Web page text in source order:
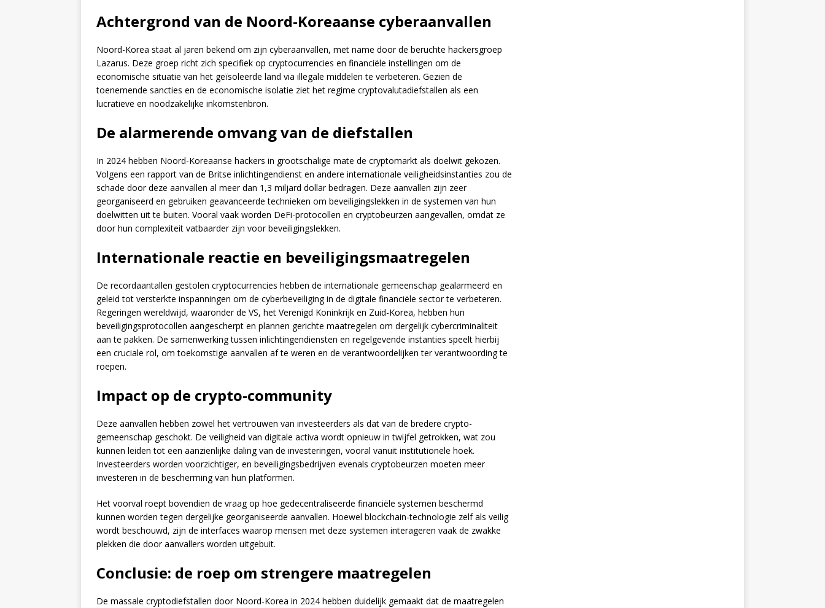
Achtergrond van de Noord-Koreaanse cyberaanvallen
Noord-Korea staat al jaren bekend om zijn cyberaanvallen, met name door de beruchte hackersgroep
Lazarus. Deze groep richt zich specifiek op cryptocurrencies en financiële instellingen om de
economische situatie van het geïsoleerde land via illegale middelen te verbeteren. Gezien de
toenemende sancties en de economische isolatie ziet het regime cryptovalutadiefstallen als een
lucratieve en noodzakelijke inkomstenbron.
De alarmerende omvang van de diefstallen
In 2024 hebben Noord-Koreaanse hackers in grootschalige mate de cryptomarkt als doelwit gekozen.
Volgens een rapport van de Britse inlichtingendienst en andere internationale veiligheidsinstanties zou de
schade door deze aanvallen al meer dan 1,3 miljard dollar bedragen. Deze aanvallen zijn zeer
georganiseerd en gebruiken geavanceerde technieken om beveiligingslekken in de systemen van hun
doelwitten uit te buiten. Vooral vaak worden DeFi-protocollen en cryptobeurzen aangevallen, omdat ze
door hun complexiteit vatbaarder zijn voor beveiligingslekken.
Internationale reactie en beveiligingsmaatregelen
De recordaantallen gestolen cryptocurrencies hebben de internationale gemeenschap gealarmeerd en
geleid tot versterkte inspanningen om de cyberbeveiliging in de digitale financiële sector te verbeteren.
Regeringen wereldwijd, waaronder de VS, het Verenigd Koninkrijk en Zuid-Korea, hebben hun
beveiligingsprotocollen aangescherpt en plannen gerichte maatregelen om dergelijk cybercriminaliteit
aan te pakken. De samenwerking tussen inlichtingendiensten en regelgevende instanties speelt hierbij
een cruciale rol, om toekomstige aanvallen af te weren en de verantwoordelijken ter verantwoording te
roepen.
Impact op de crypto-community
Deze aanvallen hebben zowel het vertrouwen van investeerders als dat van de bredere crypto-
gemeenschap geschokt. De veiligheid van digitale activa wordt opnieuw in twijfel getrokken, wat zou
kunnen leiden tot een aanzienlijke daling van de investeringen, vooral vanuit institutionele hoek.
Investeerders worden voorzichtiger, en beveiligingsbedrijven evenals cryptobeurzen moeten meer
investeren in de bescherming van hun platformen.
Het voorval roept bovendien de vraag op hoe gedecentraliseerde financiële systemen beschermd
kunnen worden tegen dergelijke georganiseerde aanvallen. Hoewel blockchain-technologie zelf als veilig
wordt beschouwd, zijn de interfaces waarop mensen met deze systemen interageren vaak de zwakke
plekken die door aanvallers worden uitgebuit.
Conclusie: de roep om strengere maatregelen
De massale cryptodiefstallen door Noord-Korea in 2024 hebben duidelijk gemaakt dat de maatregelen